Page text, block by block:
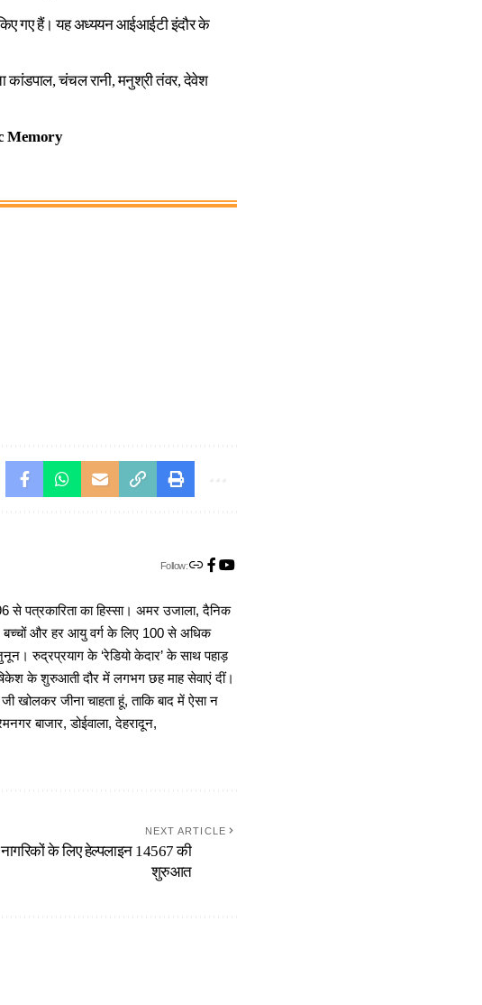
गए हैं। यह अध्ययन आईआईटी इंदौर के
कांडपाल, चंचल रानी, मनुश्री तंवर, देवेश
Memory
Follow:
पत्रकारिता का हिस्सा। अमर उजाला, दैनिक
बच्चों और हर आयु वर्ग के लिए 100 से अधिक
रुद्रप्रयाग के ‘रेडियो केदार’ के साथ पहाड़
के शुरुआती दौर में लगभग छह माह सेवाएं दीं।
खोलकर जीना चाहता हूं, ताकि बाद में ऐसा न
बाजार, डोईवाला, देहरादून,
NEXT ARTICLE
नागरिकों के लिए हेल्पलाइन 14567 की
शुरुआत